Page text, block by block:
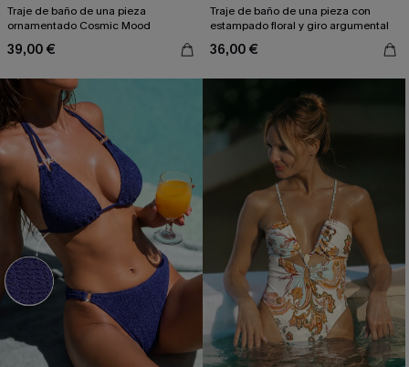
Traje de baño de una pieza
ornamentado Cosmic Mood
39,00 €
Traje de baño de una pieza con
estampado floral y giro argumental
36,00 €